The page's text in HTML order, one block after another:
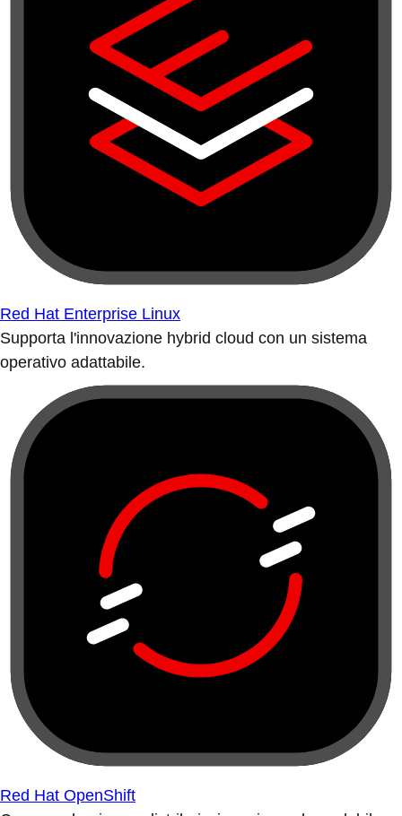
Red Hat Enterprise Linux
Supporta l'innovazione hybrid cloud con un sistema
operativo adattabile.
Red Hat OpenShift